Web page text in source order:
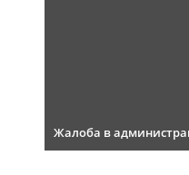
Жалоба в